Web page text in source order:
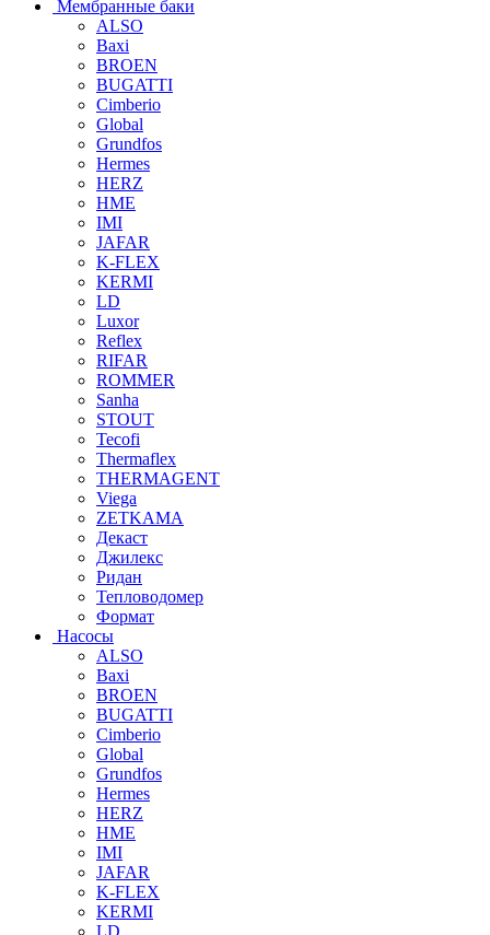
Мембранные баки
ALSO
Baxi
BROEN
BUGATTI
Cimberio
Global
Grundfos
Hermes
HERZ
HME
IMI
JAFAR
K-FLEX
KERMI
LD
Luxor
Reflex
RIFAR
ROMMER
Sanha
STOUT
Tecofi
Thermaflex
THERMAGENT
Viega
ZETKAMA
Декаст
Джилекс
Ридан
Тепловодомер
Формат
Насосы
ALSO
Baxi
BROEN
BUGATTI
Cimberio
Global
Grundfos
Hermes
HERZ
HME
IMI
JAFAR
K-FLEX
KERMI
LD